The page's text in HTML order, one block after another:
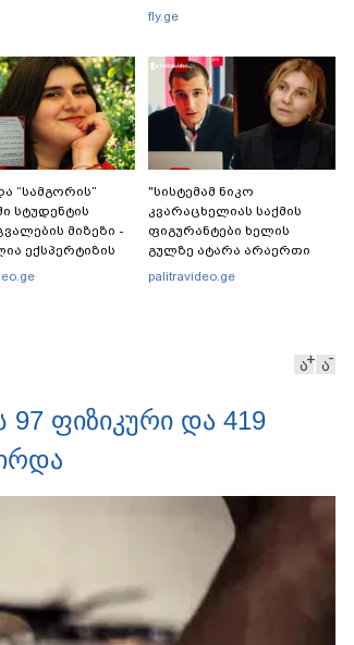
fly.ge
“სამგორის”
სტუდენტის
მიზეზი -
ექსპერტიზის
"სისტემამ ნიკო
კვარაცხელიას საქმის
ფიგურანტები ხელის
გულზე ატარა არაერთი
წელი! ხომ არ იცით
palitravideo.ge
ა ა
ფიზიკური და 419